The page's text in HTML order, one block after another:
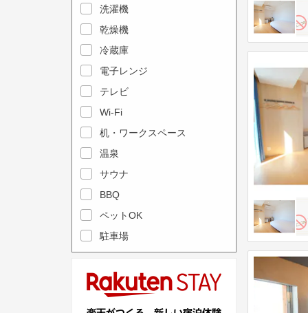
l
n
d
a
r
a
n
s
e
l
c
c
a
l
e
n
d
r
a
n
s
e
e
洗濯機
乾燥機
冷蔵庫
電子レンジ
テレビ
Wi-Fi
机・ワークスペース
温泉
サウナ
BBQ
ペットOK
駐車場